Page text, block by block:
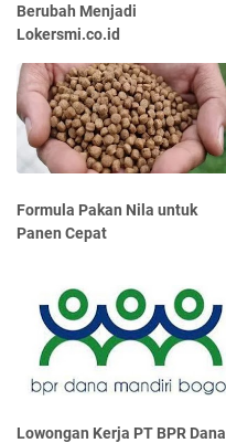
Berubah Menjadi
Lokersmi.co.id
Formula Pakan Nila untuk
Panen Cepat
Lowongan Kerja PT BPR Dana